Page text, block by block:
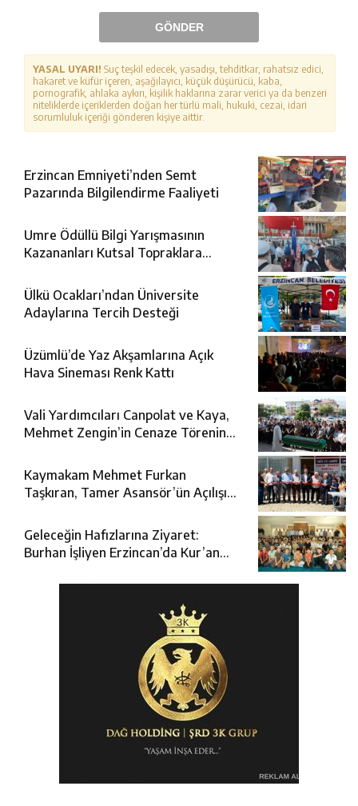
GÖNDER
YASAL UYARI! Suç teşkil edecek, yasadışı, tehditkar, rahatsız edici,
hakaret ve küfür içeren, aşağılayıcı, küçük düşürücü, kaba,
pornografik, ahlaka aykırı, kişilik haklarına zarar verici ya da benzeri
niteliklerde içeriklerden doğan her türlü mali, hukuki, cezai, idari
sorumluluk içeriği gönderen kişiye aittir.
Erzincan Emniyeti’nden Semt
Pazarında Bilgilendirme Faaliyeti
Umre Ödüllü Bilgi Yarışmasının
Kazananları Kutsal Topraklara
Ülkü Ocakları’ndan Üniversite
Adaylarına Tercih Desteği
Üzümlü’de Yaz Akşamlarına Açık
Hava Sineması Renk Kattı
Vali Yardımcıları Canpolat ve Kaya,
Mehmet Zengin’in Cenaze Törenine
Kaymakam Mehmet Furkan
Taşkıran, Tamer Asansör’ün Açılışına
Geleceğin Hafızlarına Ziyaret:
Burhan İşliyen Erzincan’da Kur’an